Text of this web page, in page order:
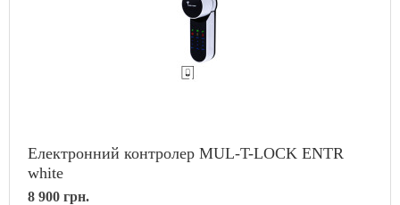
Електронний контролер MUL-T-LOCK ENTR
whitе
8 900 грн.